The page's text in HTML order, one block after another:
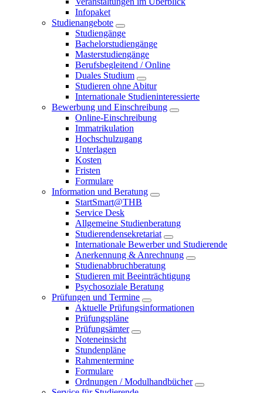
Infopaket
Studienangebote
Studiengänge
Bachelorstudiengänge
Masterstudiengänge
Berufsbegleitend / Online
Duales Studium
Studieren ohne Abitur
Internationale Studieninteressierte
Bewerbung und Einschreibung
Online-Einschreibung
Immatrikulation
Hochschulzugang
Unterlagen
Kosten
Fristen
Formulare
Information und Beratung
StartSmart@THB
Service Desk
Allgemeine Studienberatung
Studierendensekretariat
Internationale Bewerber und Studierende
Anerkennung & Anrechnung
Studienabbruchberatung
Studieren mit Beeinträchtigung
Psychosoziale Beratung
Prüfungen und Termine
Aktuelle Prüfungsinformationen
Prüfungspläne
Prüfungsämter
Noteneinsicht
Stundenpläne
Rahmentermine
Formulare
Ordnungen / Modulhandbücher